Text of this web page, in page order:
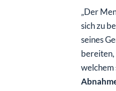
„Der
sich zu
seines
bereiten,
welchem